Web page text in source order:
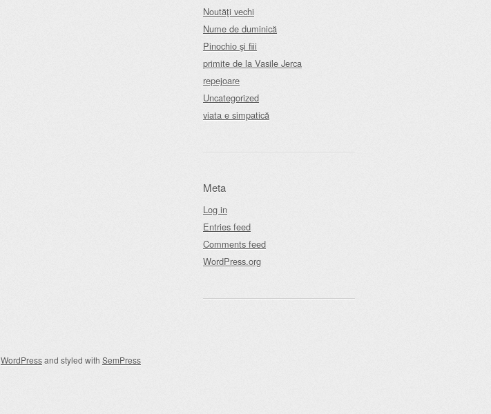
Noutăţi vechi
Nume de duminică
Pinochio şi fiii
primite de la Vasile Jerca
repejoare
Uncategorized
viata e simpatică
Meta
Log in
Entries feed
Comments feed
WordPress.org
WordPressand styled with SemPress